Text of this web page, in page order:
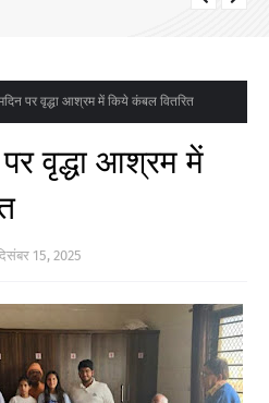
पर वृद्धा आश्रम में किये कंबल वितरित
वृद्धा आश्रम में
15, 2025